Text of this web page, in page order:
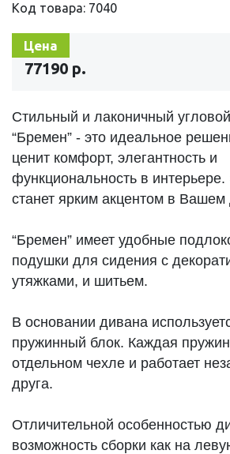
Код товара: 7040
Цена
77190 р.
Стильный и лаконичный
“Бремен” - это идеальное
ценит комфорт, элегантность и
функциональность в
станет ярким акцентом в Вашем
“Бремен” имеет удобные
подушки для сидения с
утяжками, и шитьем.
В основании дивана
пружинный блок. Каждая
отдельном чехле и работает
друга.
Отличительной особенностью
возможность сборки как на